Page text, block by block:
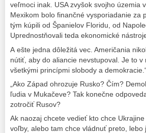
veľmoci inak. USA zvyšok svojho územia
Mexikom bolo finančné vysporiadanie za
tým kúpili od Španielov Floridu, od
Uprednostňovali teda ekonomické
A ešte jedna dôležitá vec. Američania
nútiť, aby do aliancie nevstupoval. Je to
všetkými princípmi slobody a
„Ako Západ ohrozuje Rusko? Čím?
ľudia v Mukačeve? Tak konečne
zotročiť Rusov?
Ak naozaj chcete vedieť kto chce
voľby, alebo tam chce vládnuť preto, lebo